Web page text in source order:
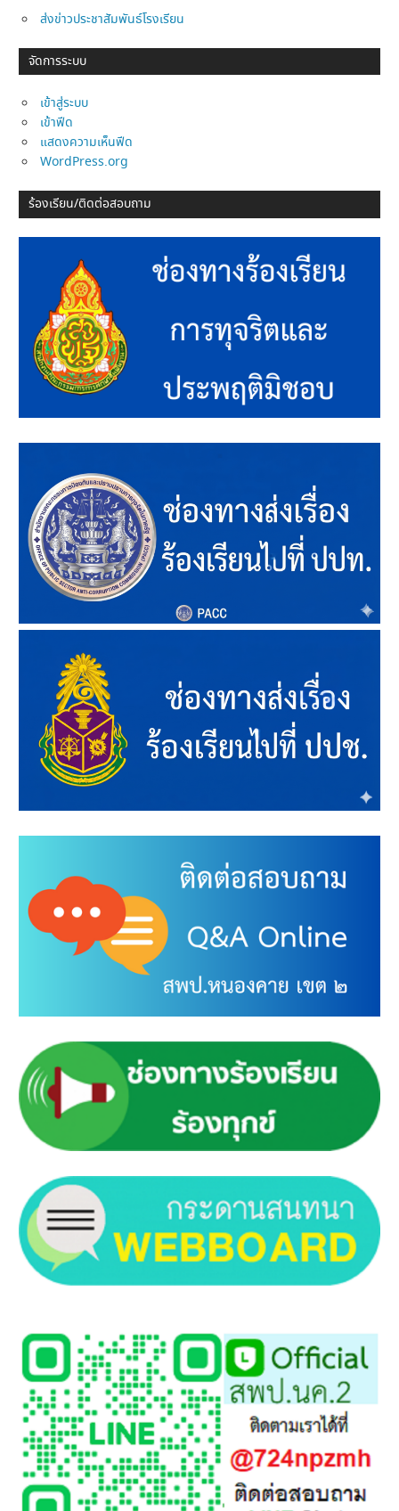
ส่งข่าวประชาสัมพันธ์โรงเรียน
จัดการระบบ
เข้าสู่ระบบ
เข้าฟีด
แสดงความเห็นฟีด
WordPress.org
ร้องเรียน/ติดต่อสอบถาม